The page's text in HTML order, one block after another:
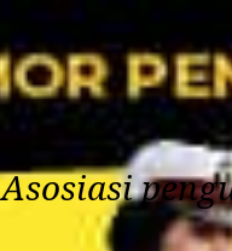
Asosiasi